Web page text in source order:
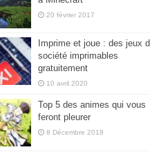
20 février 2017
Imprime et joue : des jeux
société imprimables
gratuitement
10 avril 2020
Top 5 des animes qui vous
feront pleurer
8 Décembre 2018